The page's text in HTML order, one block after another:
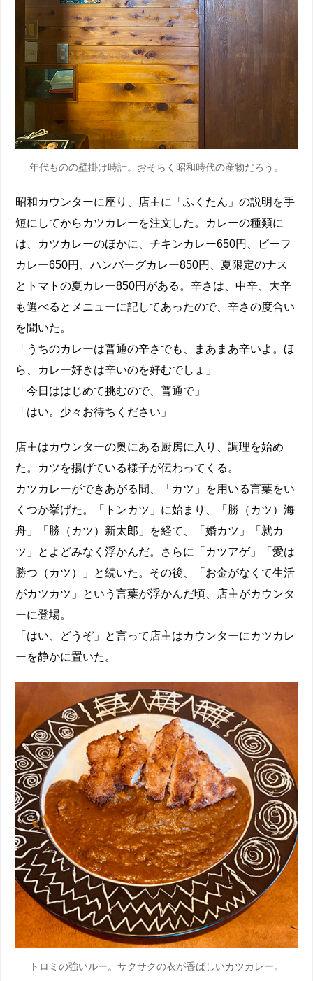
年代ものの壁掛け時計。おそらく昭和時代の産物だろう。
昭和カウンターに座り、店主に「ふくたん」の説明を手
短にしてからカツカレーを注文した。カレーの種類に
は、カツカレーのほかに、チキンカレー650円、ビーフ
カレー650円、ハンバーグカレー850円、夏限定のナス
とトマトの夏カレー850円がある。辛さは、中辛、大辛
も選べるとメニューに記してあったので、辛さの度合い
を聞いた。
「うちのカレーは普通の辛さでも、まあまあ辛いよ。ほ
ら、カレー好きは辛いのを好むでしょ」
「今日ははじめて挑むので、普通で」
「はい。少々お待ちください」
店主はカウンターの奥にある厨房に入り、調理を始め
た。カツを揚げている様子が伝わってくる。
カツカレーができあがる間、「カツ」を用いる言葉をい
くつか挙げた。「トンカツ」に始まり、「勝（カツ）海
舟」「勝（カツ）新太郎」を経て、「婚カツ」「就カ
ツ」とよどみなく浮かんだ。さらに「カツアゲ」「愛は
勝つ（カツ）」と続いた。その後、「お金がなくて生活
がカツカツ」という言葉が浮かんだ頃、店主がカウンタ
ーに登場。
「はい、どうぞ」と言って店主はカウンターにカツカレ
ーを静かに置いた。
トロミの強いルー。サクサクの衣が香ばしいカツカレー。